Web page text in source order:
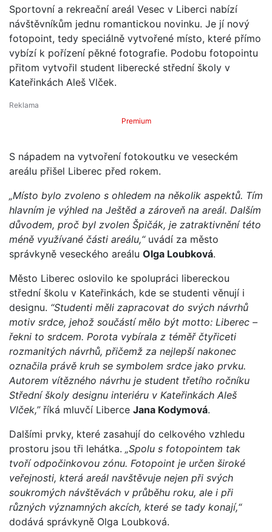
Sportovní a rekreační areál Vesec v Liberci nabízí
návštěvníkům jednu romantickou novinku. Je jí nový
fotopoint, tedy speciálně vytvořené místo, které přímo
vybízí k pořízení pěkné fotografie. Podobu fotopointu
přitom vytvořil student liberecké střední školy v
Kateřinkách Aleš Vlček.
Premium
S nápadem na vytvoření fotokoutku ve veseckém
areálu přišel Liberec před rokem.
„Místo bylo zvoleno s ohledem na několik aspektů. Tím
hlavním je výhled na Ještěd a zároveň na areál. Dalším
důvodem, proč byl zvolen Špičák, je zatraktivnění této
méně využívané části areálu,“uvádí za město
správkyně veseckého areálu Olga Loubková.
Město Liberec oslovilo ke spolupráci libereckou
střední školu v Kateřinkách, kde se studenti věnují i
designu. “Studenti měli zapracovat do svých návrhů
motiv srdce, jehož součástí mělo být motto: Liberec –
řekni to srdcem. Porota vybírala z téměř čtyřiceti
rozmanitých návrhů, přičemž za nejlepší nakonec
označila právě kruh se symbolem srdce jako prvku.
Autorem vítězného návrhu je student třetího ročníku
Střední školy designu interiéru v Kateřinkách Aleš
Vlček,”říká mluvčí Liberce Jana Kodymová.
Dalšími prvky, které zasahují do celkového vzhledu
prostoru jsou tři lehátka. „Spolu s fotopointem tak
tvoří odpočinkovou zónu. Fotopoint je určen široké
veřejnosti, která areál navštěvuje nejen při svých
soukromých návštěvách v průběhu roku, ale i při
různých významných akcích, které se tady konají,“
dodává správkyně Olga Loubková.